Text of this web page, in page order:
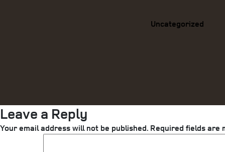
Uncategorized
Leave a Reply
Your email address will not be published. Required fields are